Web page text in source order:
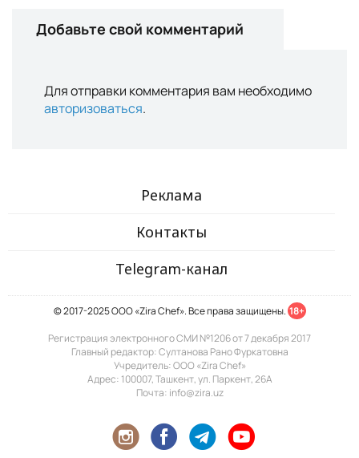
Добавьте свой комментарий
Для отправки комментария вам необходимо
авторизоваться.
Реклама
Контакты
Telegram-канал
© 2017-2025 ООО «Zira Chef». Все права защищены. 18+
Регистрация электронного СМИ №1206 от 7 декабря 2017
Главный редактор: Султанова Рано Фуркатовна
Учредитель: ООО «Zira Chef»
Адрес: 100007, Ташкент, ул. Паркент, 26А
Почта: info@zira.uz